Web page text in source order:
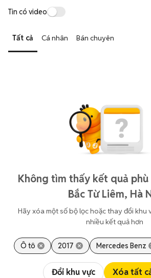
Tin có video
Tất cả Cá nhân Bán chuyên
Không tìm thấy kết quả
Bắc Từ Liêm, Hà
Hãy xóa một số bộ lọc hoặc thay đổi khu
nhiều kết quả hơn
Ô tô 2017 Mercedes Benz
Đổi khu vực Xóa tất